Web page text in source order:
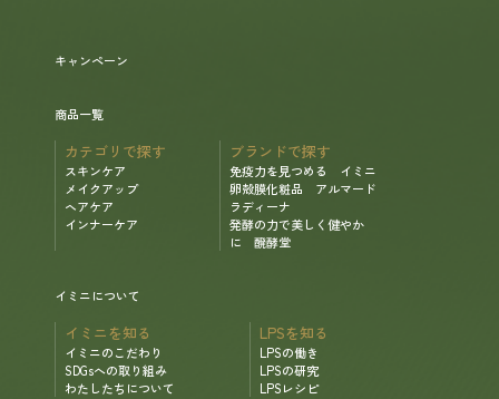
メディア掲載
キャンペーン
商品一覧
カテゴリで探す
スキンケア
メイクアップ
ヘアケア
インナーケア
ブランドで探す
免疫力を見つめる イミニ
卵殻膜化粧品 アルマード
ラディーナ
発酵の力で美しく健やか
に 醗酵堂
イミニについて
イミニを知る
イミニのこだわり
SDGsへの取り組み
わたしたちについて
LPSを知る
LPSの働き
LPSの研究
LPSレシピ